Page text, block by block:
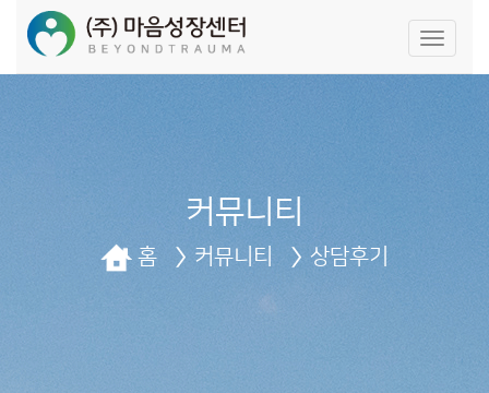
네
비
커뮤니티
홈 커뮤니티 상담후기